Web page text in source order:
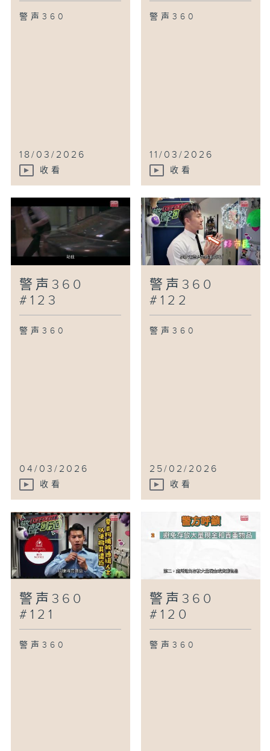
警声360
18/03/2026
收看
警声360
11/03/2026
收看
警声360
#123
警声360
04/03/2026
收看
警声360
#122
警声360
25/02/2026
收看
警声360
#121
警声360
警声360
#120
警声360